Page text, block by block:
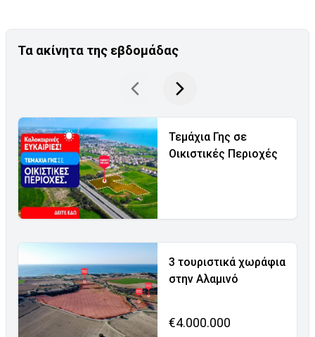
Τα ακίνητα της εβδομάδας
Τεμάχια Γης σε
Οικιστικές Περιοχές
3 τουριστικά χωράφια
στην Αλαμινό
€4.000.000